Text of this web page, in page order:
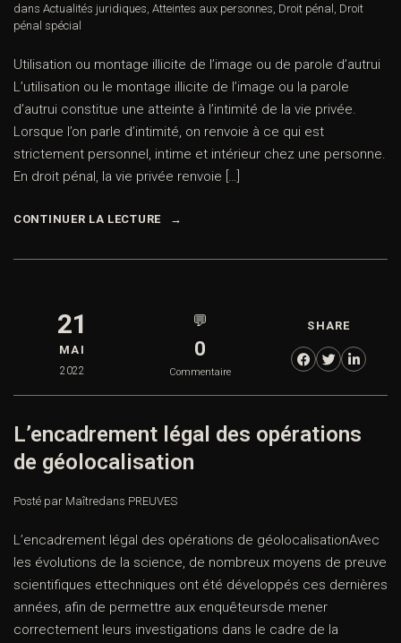
dans Actualités juridiques, Atteintes aux personnes, Droit pénal , Droit
pénal spécial
Utilisation ou montage illicite de l’image ou de parole d’autrui
L’utilisation ou le montage illicite de l’image ou la parole
d’autrui constitue une atteinte à l’intimité de la vie privée.
Lorsque l’on parle d’intimité, on renvoie à ce qui est
strictement personnel, intime et intérieur chez une personne.
En droit pénal, la vie privée renvoie […]
CONTINUER LA LECTURE
21
MAI
2022
💬
0
Commentaire
SHARE
L’encadrement légal des opérations
de géolocalisation
Posté par Maîtredans PREUVES
L’encadrement légal des opérations de géolocalisationAvec
les évolutions de la science, de nombreux moyens de preuve
scientifiques ettechniques ont été développés ces dernières
années, afin de permettre aux enquêteursde mener
correctement leurs investigations dans le cadre de la